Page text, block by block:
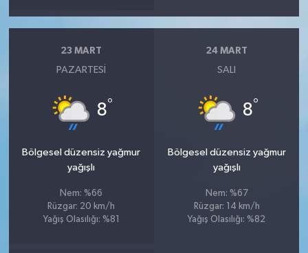
23 MART
PAZARTESI
8°
Bölgesel düzensiz yağmur
yağışlı
Nem: %66
Rüzgar: 20 km/h
Yağış Olasılığı: %81
24 MART
SALI
8°
Bölgesel düzensiz yağmur
yağışlı
Nem: %67
Rüzgar: 14 km/h
Yağış Olasılığı: %82